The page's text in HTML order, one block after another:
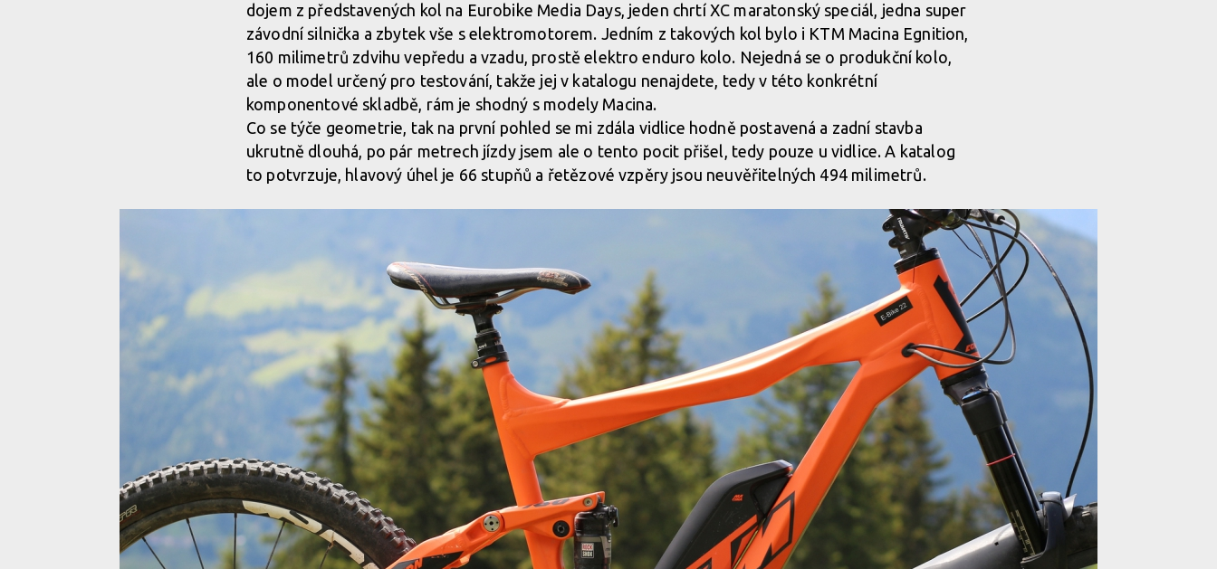
dojem z představených kol na Eurobike Media Days, jeden chrtí XC maratonský speciál, jedna super
závodní silnička a zbytek vše s elektromotorem. Jedním z takových kol bylo i KTM Macina Egnition,
160 milimetrů zdvihu vepředu a vzadu, prostě elektro enduro kolo. Nejedná se o produkční kolo,
ale o model určený pro testování, takže jej v katalogu nenajdete, tedy v této konkrétní
komponentové skladbě, rám je shodný s modely Macina.
Co se týče geometrie, tak na první pohled se mi zdála vidlice hodně postavená a zadní stavba
ukrutně dlouhá, po pár metrech jízdy jsem ale o tento pocit přišel, tedy pouze u vidlice. A katalog
to potvrzuje, hlavový úhel je 66 stupňů a řetězové vzpěry jsou neuvěřitelných 494 milimetrů.